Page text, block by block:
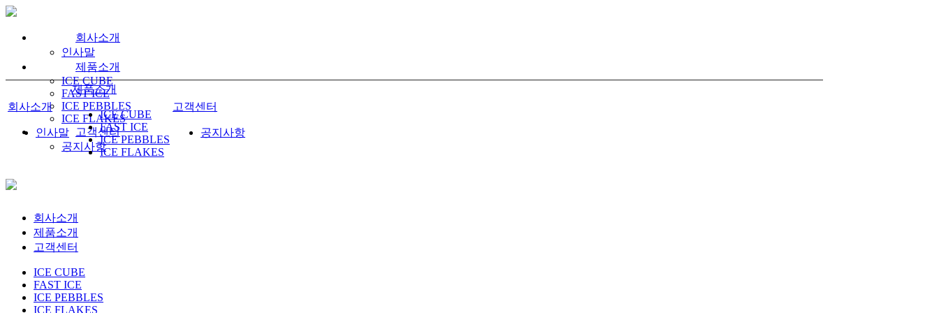
회사소개
인사말
제품소개
ICE CUBE
FAST ICE
ICE PEBBLES
ICE FLAKES
고객센터
공지사항
회사소개
인사말
제품소개
ICE CUBE
FAST ICE
ICE PEBBLES
ICE FLAKES
고객센터
공지사항
회사소개
제품소개
고객센터
ICE CUBE
FAST ICE
ICE PEBBLES
ICE FLAKES